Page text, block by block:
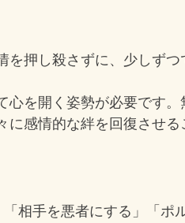
を押し殺さずに、少しず
心を開く姿勢が必要です
感情的な絆を回復させる
相手を悪者にする」「ポ